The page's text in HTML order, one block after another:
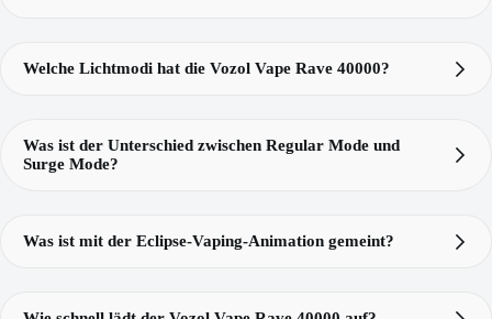
Welche Lichtmodi hat die Vozol Vape Rave 40000?
Radiant Flow
Was ist der Unterschied zwischen Regular Mode und
Surge Mode?
Was ist mit der Eclipse-Vaping-Animation gemeint?